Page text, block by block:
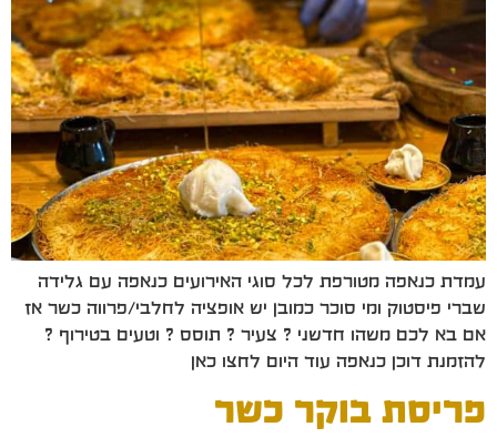
עמדת כנאפה מטורפת לכל סוגי האירועים כנאפה עם גלידה
שברי פיסטוק ומי סוכר כמובן יש אופציה לחלבי/פרווה כשר אז
אם בא לכם משהו חדשני ? צעיר ? תוסס ? וטעים בטירוף ?
להזמנת דוכן כנאפה עוד היום לחצו כאן
פריסת בוקר כשר